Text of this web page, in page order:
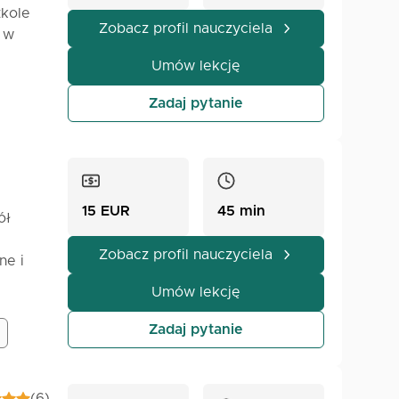
z
się
w
z
w
Zobacz profil nauczyciela
Umów lekcję
Zadaj pytanie
i
15 EUR 45 min
Zobacz profil nauczyciela
Umów lekcję
Zadaj pytanie